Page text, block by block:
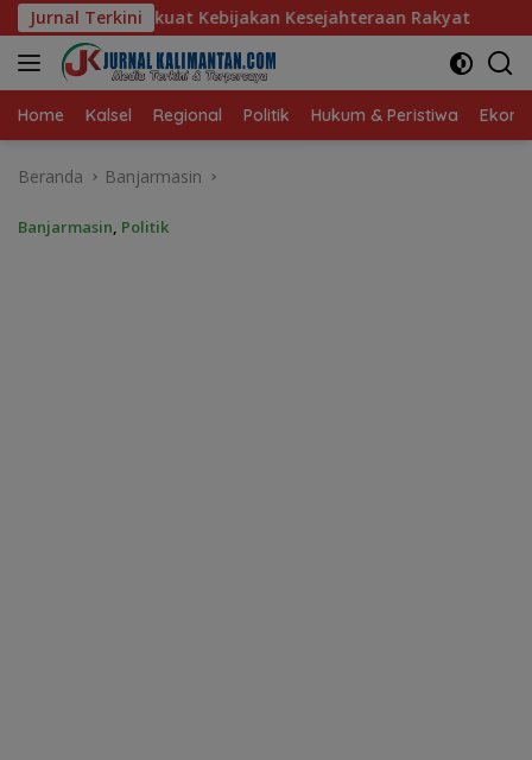
Langsung
ke
konten
Jurnal Terkini
Kesejahteraan Rakyat Baru 10 Persen, Aktivasi
Home Kalsel Regional Politik Hukum & Peristiwa
Beranda Banjarmasin
Banjarmasin, Politik